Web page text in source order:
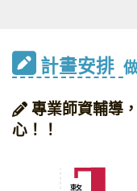
計畫安排
專業師資輔導
心！！